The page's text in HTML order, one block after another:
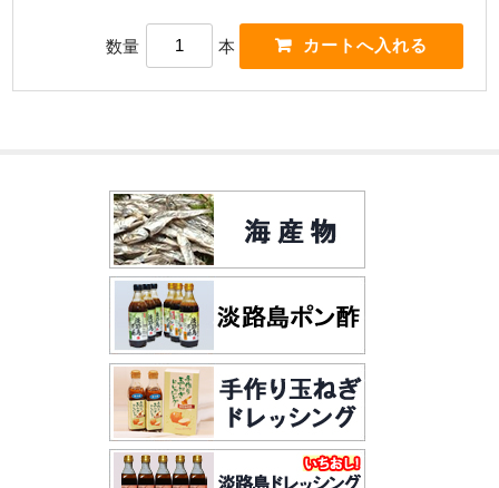
数量 本